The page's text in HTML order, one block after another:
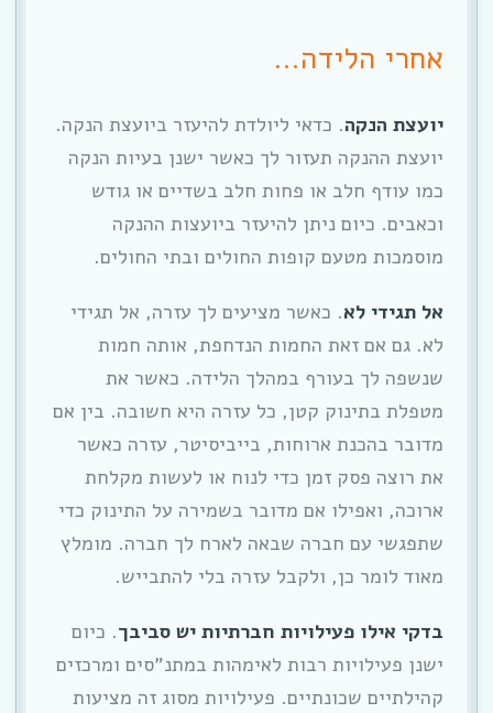
אחרי הלידה…
יועצת הנקה. כדאי ליולדת להיעזר ביועצת הנקה.
יועצת ההנקה תעזור לך כאשר ישנן בעיות הנקה
כמו עודף חלב או פחות חלב בשדיים או גודש
וכאבים. כיום ניתן להיעזר ביועצות ההנקה
מוסמכות מטעם קופות החולים ובתי החולים.
אל תגידי לא. כאשר מציעים לך עזרה, אל תגידי
לא. גם אם זאת החמות הנדחפת, אותה חמות
שנשפה לך בעורף במהלך הלידה. כאשר את
מטפלת בתינוק קטן, כל עזרה היא חשובה. בין אם
מדובר בהכנת ארוחות, בייביסיטר, עזרה כאשר
את רוצה פסק זמן כדי לנוח או לעשות מקלחת
ארוכה, ואפילו אם מדובר בשמירה על התינוק כדי
שתפגשי עם חברה שבאה לארח לך חברה. מומלץ
מאוד לומר כן, ולקבל עזרה בלי להתבייש.
בדקי אילו פעילויות חברתיות יש סביבך. כיום
ישנן פעילויות רבות לאימהות במתנ”סים ומרכזים
קהילתיים שכונתיים. פעילויות מסוג זה מציעות